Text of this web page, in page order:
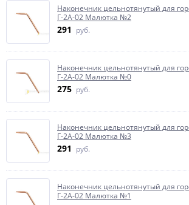
Наконечник цельнотянутый для
Г-2А-02 Малютка №2
291 руб.
Наконечник цельнотянутый для
Г-2А-02 Малютка №0
275 руб.
Наконечник цельнотянутый для
Г-2А-02 Малютка №3
291 руб.
Наконечник цельнотянутый для
Г-2А-02 Малютка №1